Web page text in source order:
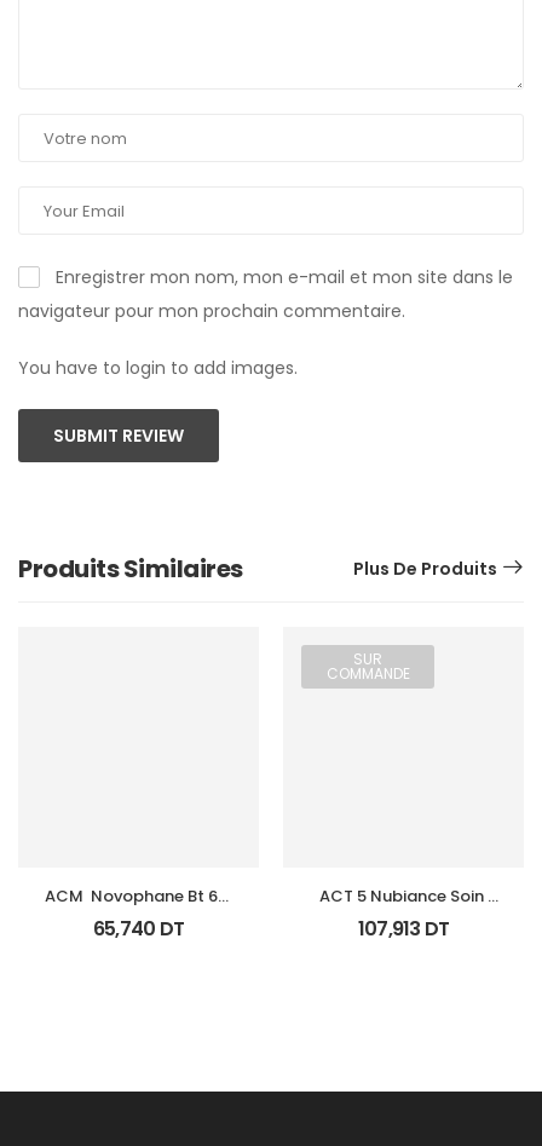
Enregistrer mon nom, mon e-mail et mon site dans le
navigateur pour mon prochain commentaire.
You have to login to add images.
SUBMIT REVIEW
Produits Similaires Plus De Produits
ACM  Novophane Bt 60
Gelules
65,740 DT
SUR
COMMANDE
ACT 5 Nubiance Soin
Anti Imperfections 30Ml
107,913 DT